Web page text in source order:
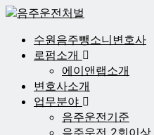
수원음주뺑소니변호사
로펌소개
에이앤랩소개
변호사소개
업무분야
음주운전기준
음주운전 2회이상